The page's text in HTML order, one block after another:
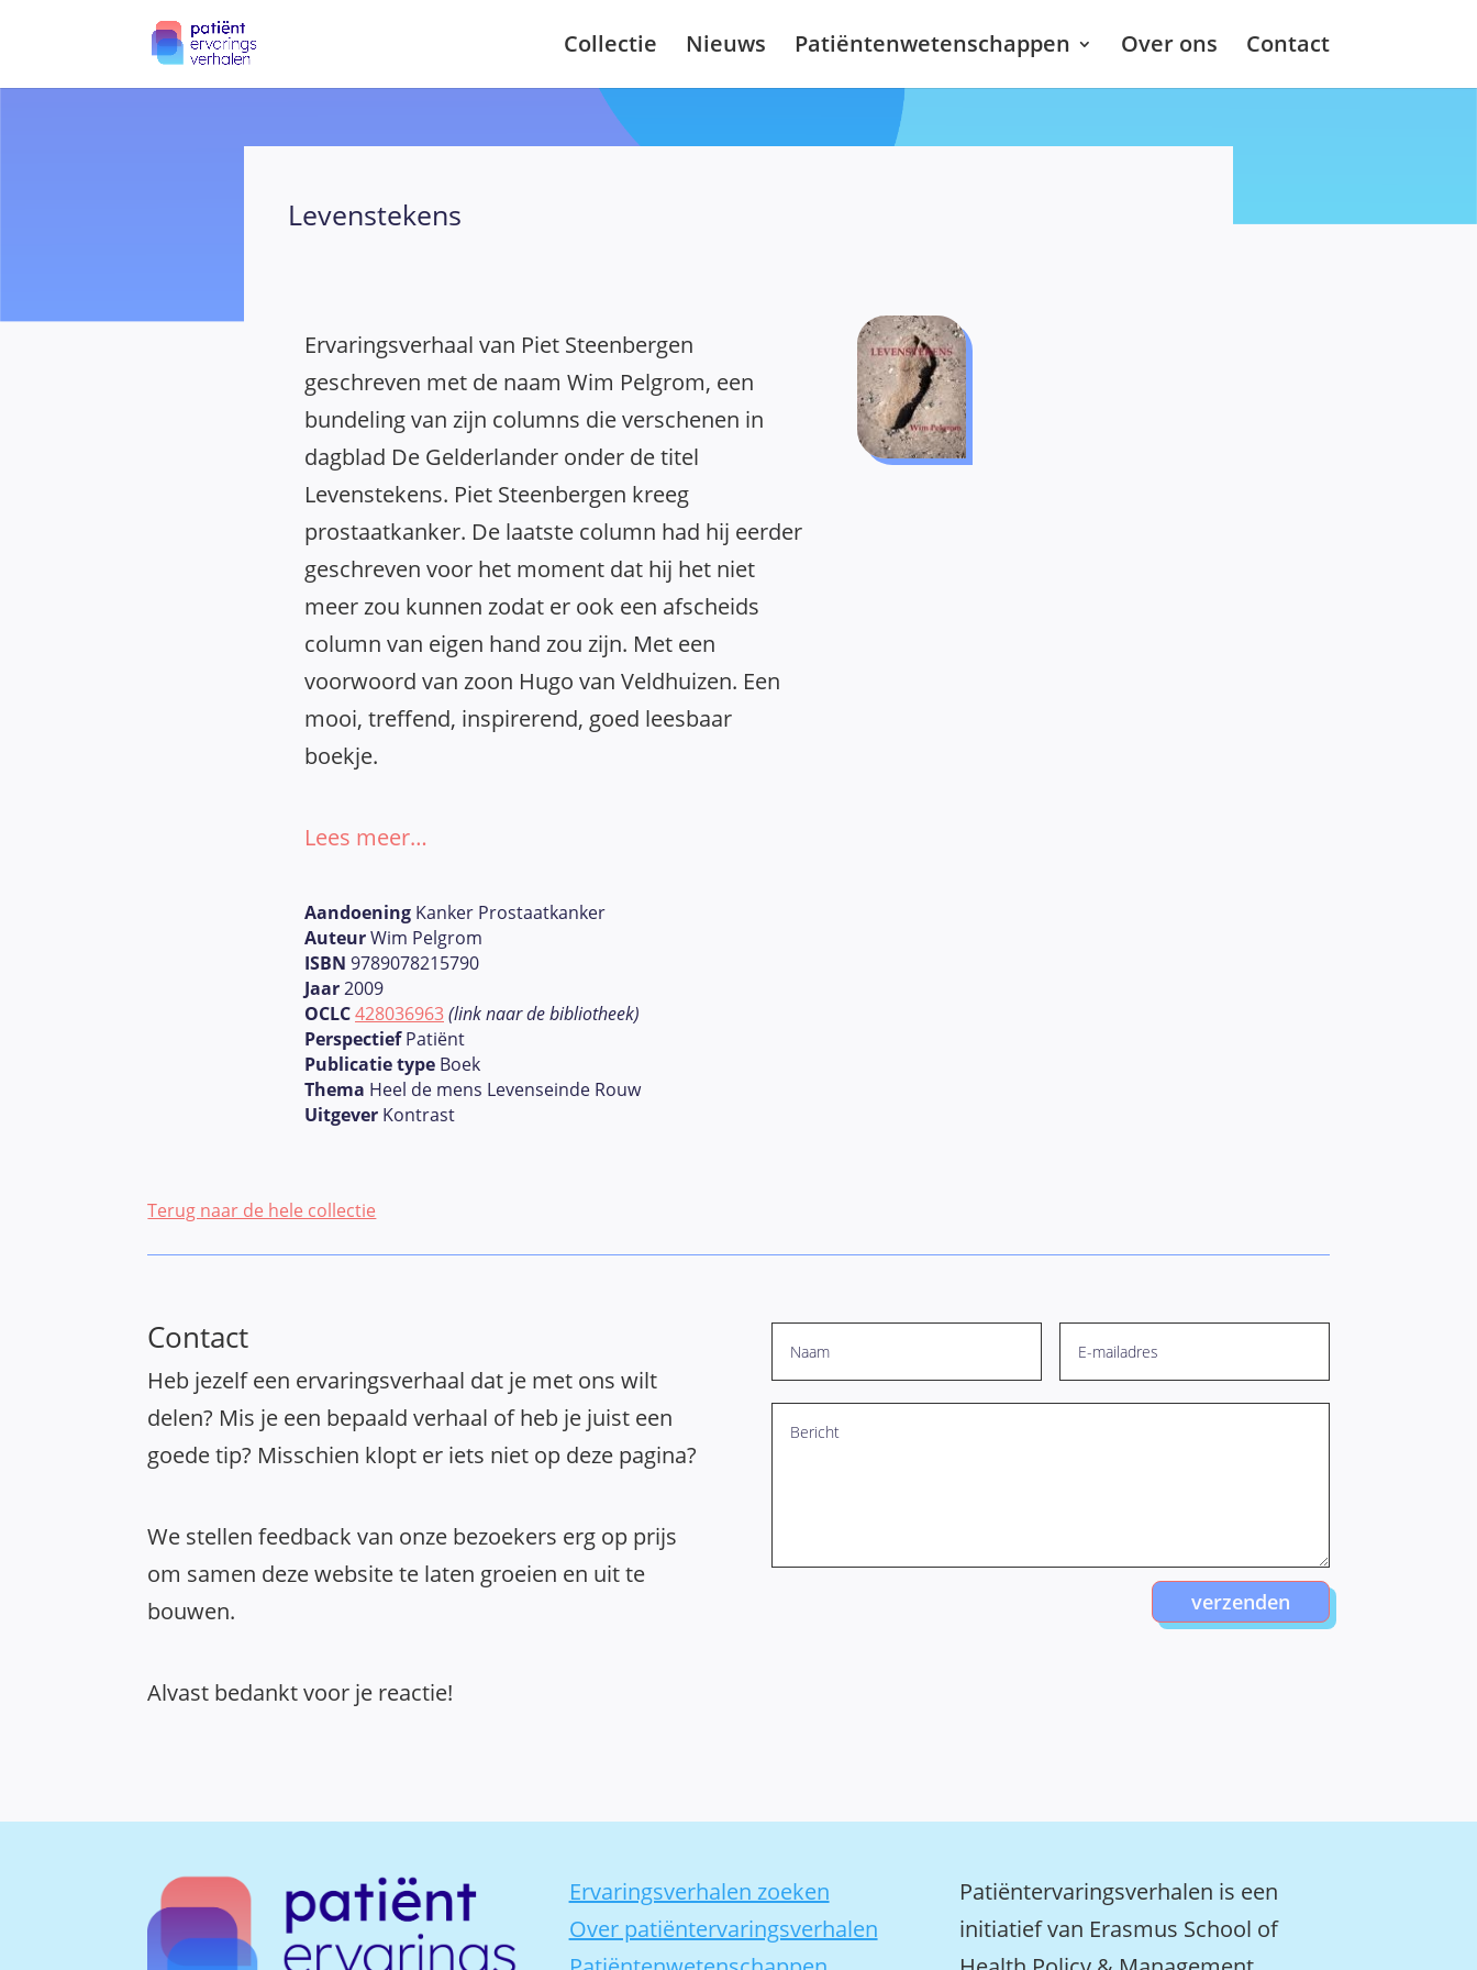
Collectie Nieuws Patiëntenwetenschappen Over ons Contact
Levenstekens
Ervaringsverhaal van Piet Steenbergen
geschreven met de naam Wim Pelgrom, een
bundeling van zijn columns die verschenen in
dagblad De Gelderlander onder de titel
Levenstekens. Piet Steenbergen kreeg
prostaatkanker. De laatste column had hij eerder
geschreven voor het moment dat hij het niet
meer zou kunnen zodat er ook een afscheids
column van eigen hand zou zijn. Met een
voorwoord van zoon Hugo van Veldhuizen. Een
mooi, treffend, inspirerend, goed leesbaar
boekje.
Lees meer…
Aandoening Kanker Prostaatkanker
AuteurWim Pelgrom
ISBN 9789078215790
Jaar2009
OCLC428036963(link naar de bibliotheek)
PerspectiefPatiënt
Publicatie type Boek
Thema Heel de mens Levenseinde Rouw
Uitgever Kontrast
Terug naar de hele collectie
Contact
Heb jezelf een ervaringsverhaal dat je met ons wilt
delen? Mis je een bepaald verhaal of heb je juist een
goede tip? Misschien klopt er iets niet op deze pagina?
We stellen feedback van onze bezoekers erg op prijs
om samen deze website te laten groeien en uit te
bouwen.
Alvast bedankt voor je reactie!
verzenden
Ervaringsverhalen zoeken
Over patiëntervaringsverhalen
Patiëntervaringsverhalen is een
initiatief van Erasmus School of